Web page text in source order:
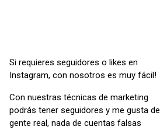
Si requieres seguidores o likes en
Instagram, con nosotros es muy fácil!
Con nuestras técnicas de marketing
podrás tener seguidores y me gusta de
gente real, nada de cuentas falsas